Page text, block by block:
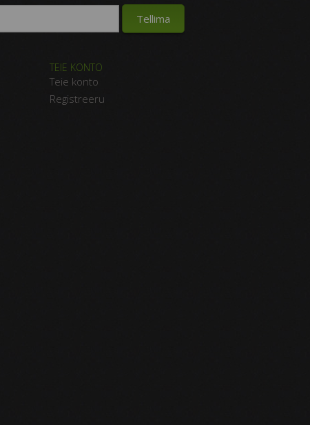
TEIE KONTO
Teie konto
Registreeru